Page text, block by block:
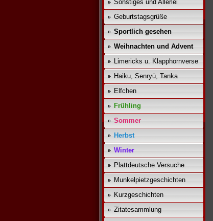
Sonstiges und Allerlei
Geburtstagsgrüße
Sportlich gesehen
Weihnachten und Advent
Limericks u. Klapphornverse
Haiku, Senryū, Tanka
Elfchen
Frühling
Sommer
Herbst
Winter
Plattdeutsche Versuche
Munkelpietzgeschichten
Kurzgeschichten
Zitatesammlung